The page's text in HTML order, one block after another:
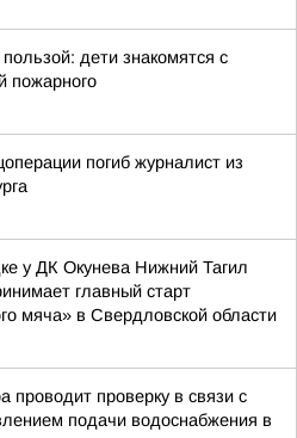
дети знакомятся с
пожарного
погиб журналист из
у ДК Окунева Нижний Тагил
главный старт
мяча» в Свердловской области
проводит проверку в связи с
подачи водоснабжения в